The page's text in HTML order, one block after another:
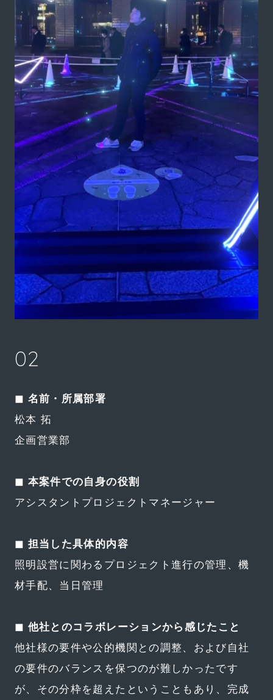
02
◼︎ 名前・所属部署
松本 拓
企画営業部
◼︎ 本案件での自身の役割
アシスタントプロジェクトマネージャー
◼︎ 担当した具体的内容
照明設営に関わるプロジェクト進行の管理、機
材手配、当日管理
◼︎ 他社とのコラボレーションから感じたこと
他社様の要件や公的機関との調整、および自社
の要件のバランスを保つのが難しかったです
が、その分枠を超えたということもあり、完成